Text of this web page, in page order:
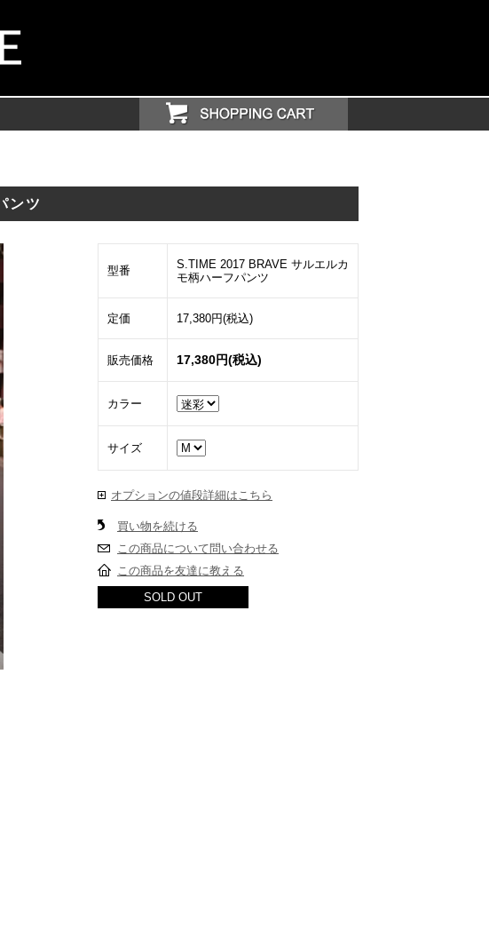
ンツ
型番
S.TIME 2017 BRAVE サルエルカ
モ柄ハーフパンツ
定価 17,380円(税込)
販売価格 17,380円(税込)
カラー
サイズ
オプションの値段詳細はこちら
買い物を続ける
この商品について問い合わせる
この商品を友達に教える
SOLD OUT